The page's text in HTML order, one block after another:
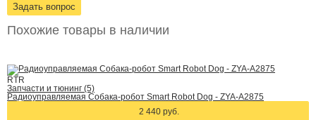
Задать вопрос
Похожие товары в наличии
RTR
Запчасти и тюнинг (5)
Радиоуправляемая Собака-робот Smart Robot Dog - ZYA-A2875
2 440 руб.